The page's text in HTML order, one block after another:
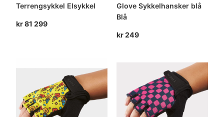
Terrengsykkel Elsykkel
kr81 299
Glove Sykkelhansker blå
Blå
kr249